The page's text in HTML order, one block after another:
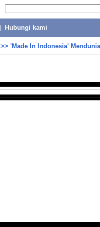
Hubungi kami
>> 'Made In Indonesia' Mendunia